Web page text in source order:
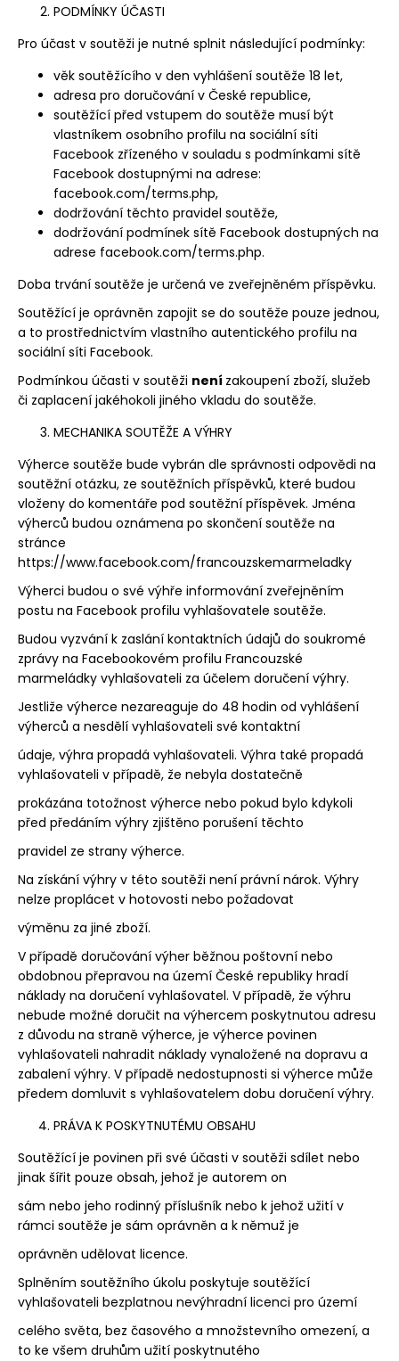
PODMÍNKY ÚČASTI
Pro účast v soutěži je nutné splnit následující podmínky:
věk soutěžícího v den vyhlášení soutěže 18 let,
adresa pro doručování v České republice,
soutěžící před vstupem do soutěže musí být
vlastníkem osobního profilu na sociální síti
Facebook zřízeného v souladu s podmínkami sítě
Facebook dostupnými na adrese:
facebook.com/terms.php,
dodržování těchto pravidel soutěže,
dodržování podmínek sítě Facebook dostupných na
adrese facebook.com/terms.php.
Doba trvání soutěže je určená ve zveřejněném příspěvku.
Soutěžící je oprávněn zapojit se do soutěže pouze jednou,
a to prostřednictvím vlastního autentického profilu na
sociální síti Facebook.
Podmínkou účasti v soutěži není zakoupení zboží, služeb
či zaplacení jakéhokoli jiného vkladu do soutěže.
MECHANIKA SOUTĚŽE A VÝHRY
Výherce soutěže bude vybrán dle správnosti odpovědi na
soutěžní otázku, ze soutěžních příspěvků, které budou
vloženy do komentáře pod soutěžní příspěvek. Jména
výherců budou oznámena po skončení soutěže na
stránce
https://www.facebook.com/francouzskemarmeladky
Výherci budou o své výhře informování zveřejněním
postu na Facebook profilu vyhlašovatele soutěže.
Budou vyzvání k zaslání kontaktních údajů do soukromé
zprávy na Facebookovém profilu Francouzské
marmeládky vyhlašovateli za účelem doručení výhry.
Jestliže výherce nezareaguje do 48 hodin od vyhlášení
výherců a nesdělí vyhlašovateli své kontaktní
údaje, výhra propadá vyhlašovateli. Výhra také propadá
vyhlašovateli v případě, že nebyla dostatečně
prokázána totožnost výherce nebo pokud bylo kdykoli
před předáním výhry zjištěno porušení těchto
pravidel ze strany výherce.
Na získání výhry v této soutěži není právní nárok. Výhry
nelze proplácet v hotovosti nebo požadovat
výměnu za jiné zboží.
V případě doručování výher běžnou poštovní nebo
obdobnou přepravou na území České republiky hradí
náklady na doručení vyhlašovatel. V případě, že výhru
nebude možné doručit na výhercem poskytnutou adresu
z důvodu na straně výherce, je výherce povinen
vyhlašovateli nahradit náklady vynaložené na dopravu a
zabalení výhry. V případě nedostupnosti si výherce může
předem domluvit s vyhlašovatelem dobu doručení výhry.
PRÁVA K POSKYTNUTÉMU OBSAHU
Soutěžící je povinen při své účasti v soutěži sdílet nebo
jinak šířit pouze obsah, jehož je autorem on
sám nebo jeho rodinný příslušník nebo k jehož užití v
rámci soutěže je sám oprávněn a k němuž je
oprávněn udělovat licence.
Splněním soutěžního úkolu poskytuje soutěžící
vyhlašovateli bezplatnou nevýhradní licenci pro území
celého světa, bez časového a množstevního omezení, a
to ke všem druhům užití poskytnutého